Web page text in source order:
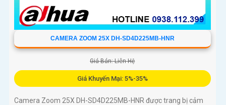
CAMERA ZOOM 25X DH-SD4D225MB-HNR
Giá Bán: Liên Hệ
Giá Khuyến Mại: 5%-35%
Camera Zoom 25X DH-SD4D225MB-HNR được trang bị cảm